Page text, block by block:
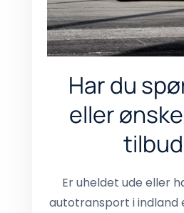
Har du
eller
Er uheldet ude eller
autotransport i indland